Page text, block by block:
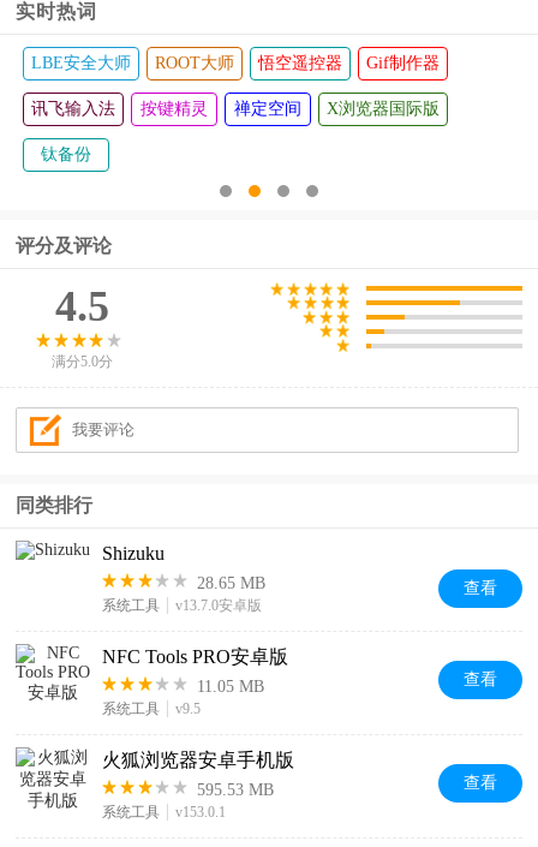
实时热词
一键锁屏 QQ浏览器 手机迅雷 QQ手机管家
360清理大师 移证通 百度极速版
评分及评论
4.5
满分5.0分
同类排行
Shizuku
28.65 MB
系统工具 v13.7.0安卓版
查看
NFC Tools PRO安卓版
11.05 MB
系统工具 v9.5
查看
火狐浏览器安卓手机版
595.53 MB
系统工具 v153.0.1
查看